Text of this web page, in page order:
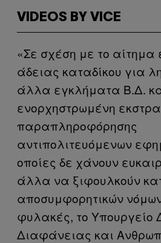
VIDEOS BY VICE
«Σε σχέση με το αίτημα
άδειας καταδίκου για
άλλα εγκλήματα Β.Δ.
ενορχηστρωμένη
παραπληροφό­ρησης
αντιπολιτευόμενων
οποίες δε χάνουν
άλλα να ξιφουλκούν
αποσυμφορητικών νόμων
φυλακές, το Υπουργείο
Διαφάνειας και